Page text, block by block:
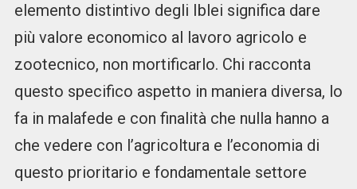
elemento distintivo degli Iblei significa dare
più valore economico al lavoro agricolo e
zootecnico, non mortificarlo. Chi racconta
questo specifico aspetto in maniera diversa, lo
fa in malafede e con finalità che nulla hanno a
che vedere con l’agricoltura e l’economia di
questo prioritario e fondamentale settore